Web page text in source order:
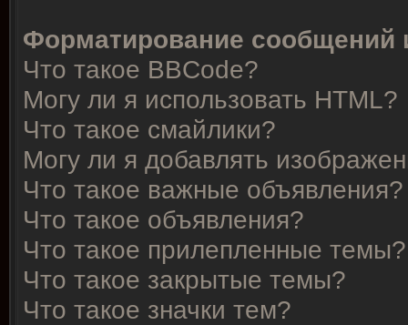
Форматирование сообщений
Что такое BBCode?
Могу ли я использовать HTML?
Что такое смайлики?
Могу ли я добавлять
Что такое важные объявления?
Что такое объявления?
Что такое прилепленные темы?
Что такое закрытые темы?
Что такое значки тем?